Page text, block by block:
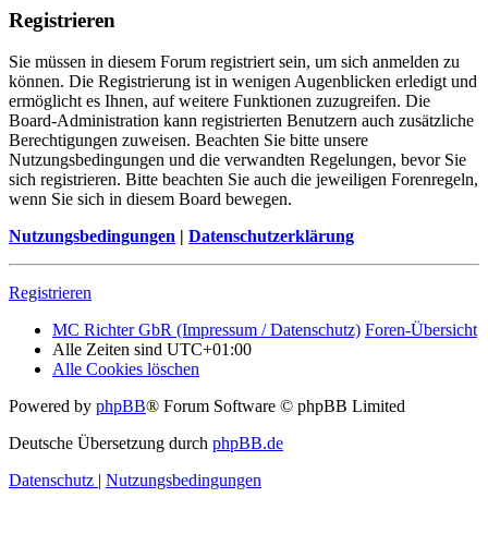
Registrieren
Sie müssen in diesem Forum registriert sein, um sich anmelden zu
können. Die Registrierung ist in wenigen Augenblicken erledigt und
ermöglicht es Ihnen, auf weitere Funktionen zuzugreifen. Die
Board-Administration kann registrierten Benutzern auch zusätzliche
Berechtigungen zuweisen. Beachten Sie bitte unsere
Nutzungsbedingungen und die verwandten Regelungen, bevor Sie
sich registrieren. Bitte beachten Sie auch die jeweiligen Forenregeln,
wenn Sie sich in diesem Board bewegen.
Nutzungsbedingungen | Datenschutzerklärung
Registrieren
MC Richter GbR (Impressum / Datenschutz) Foren-Übersicht
Alle Zeiten sind UTC+01:00
Alle Cookies löschen
Powered by phpBB® Forum Software © phpBB Limited
Deutsche Übersetzung durch phpBB.de
Datenschutz | Nutzungsbedingungen